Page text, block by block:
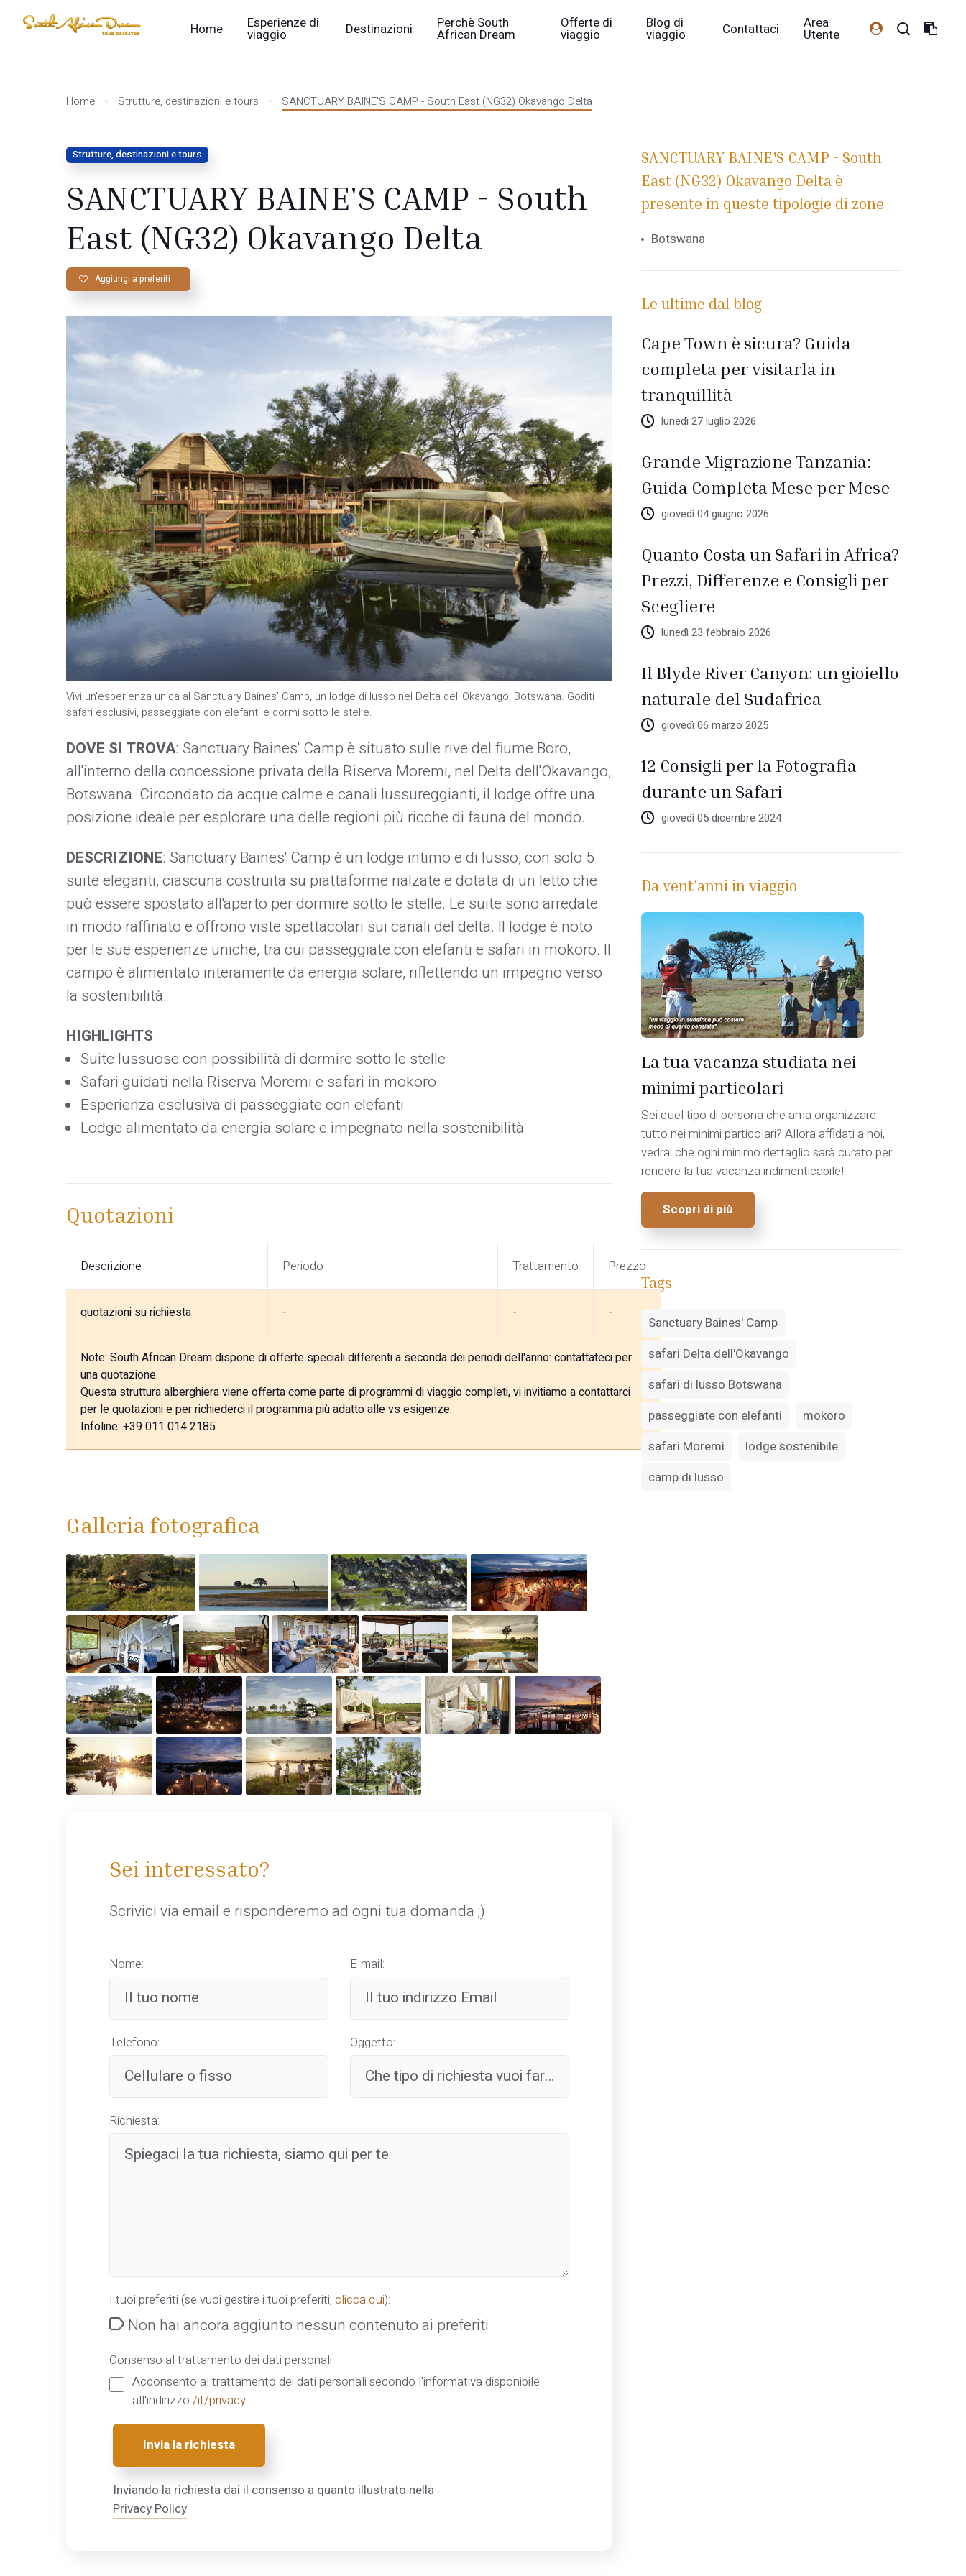
Home Esperienze di
viaggio Destinazioni Perchè South
African Dream
Offerte di
viaggio
Blog di
viaggio Contattaci Area
Utente
Home Strutture, destinazioni e tours SANCTUARY BAINE'S CAMP - South East (NG32) Okavango Delta
Strutture, destinazioni e tours
SANCTUARY BAINE'S CAMP - South
East (NG32) Okavango Delta
Aggiungi a preferiti
Vivi un'esperienza unica al Sanctuary Baines' Camp, un lodge di lusso nel Delta dell'Okavango, Botswana. Goditi
safari esclusivi, passeggiate con elefanti e dormi sotto le stelle.
DOVE SI TROVA: Sanctuary Baines' Camp è situato sulle rive del fiume Boro,
all'interno della concessione privata della Riserva Moremi, nel Delta dell'Okavango,
Botswana. Circondato da acque calme e canali lussureggianti, il lodge offre una
posizione ideale per esplorare una delle regioni più ricche di fauna del mondo.
DESCRIZIONE: Sanctuary Baines' Camp è un lodge intimo e di lusso, con solo 5
suite eleganti, ciascuna costruita su piattaforme rialzate e dotata di un letto che
può essere spostato all'aperto per dormire sotto le stelle. Le suite sono arredate
in modo raffinato e offrono viste spettacolari sui canali del delta. Il lodge è noto
per le sue esperienze uniche, tra cui passeggiate con elefanti e safari in mokoro. Il
campo è alimentato interamente da energia solare, riflettendo un impegno verso
la sostenibilità.
HIGHLIGHTS:
Suite lussuose con possibilità di dormire sotto le stelle
Safari guidati nella Riserva Moremi e safari in mokoro
Esperienza esclusiva di passeggiate con elefanti
Lodge alimentato da energia solare e impegnato nella sostenibilità
Quotazioni
Descrizione Periodo Trattamento Prezzo
quotazioni su richiesta - - -
Note: South African Dream dispone di offerte speciali differenti a seconda dei periodi dell'anno: contattateci per
una quotazione.
Questa struttura alberghiera viene offerta come parte di programmi di viaggio completi, vi invitiamo a contattarci
per le quotazioni e per richiederci il programma più adatto alle vs esigenze.
Infoline: +39 011 014 2185
Galleria fotografica
Sei interessato?
Scrivici via email e risponderemo ad ogni tua domanda ;)
Nome: E-mail:
Telefono: Oggetto:
Richiesta:
I tuoi preferiti (se vuoi gestire i tuoi preferiti, clicca qui):
Non hai ancora aggiunto nessun contenuto ai preferiti
Consenso al trattamento dei dati personali:
Acconsento al trattamento dei dati personali secondo l'informativa disponibile
all'indirizzo /it/privacy
Invia la richiesta
Inviando la richiesta dai il consenso a quanto illustrato nella
Privacy Policy
SANCTUARY BAINE'S CAMP - South
East (NG32) Okavango Delta è
presente in queste tipologie di zone
Botswana
Le ultime dal blog
Cape Town è sicura? Guida
completa per visitarla in
tranquillità
lunedì 27 luglio 2026
Grande Migrazione Tanzania:
Guida Completa Mese per Mese
giovedì 04 giugno 2026
Quanto Costa un Safari in Africa?
Prezzi, Differenze e Consigli per
Scegliere
lunedì 23 febbraio 2026
Il Blyde River Canyon: un gioiello
naturale del Sudafrica
giovedì 06 marzo 2025
12 Consigli per la Fotografia
durante un Safari
giovedì 05 dicembre 2024
Da vent'anni in viaggio
La tua vacanza studiata nei
minimi particolari
Sei quel tipo di persona che ama organizzare
tutto nei minimi particolari? Allora affidati a noi,
vedrai che ogni minimo dettaglio sarà curato per
rendere la tua vacanza indimenticabile!
Scopri di più
Tags
Sanctuary Baines' Camp
safari Delta dell'Okavango
safari di lusso Botswana
passeggiate con elefanti
mokoro
safari Moremi
lodge sostenibile
camp di lusso